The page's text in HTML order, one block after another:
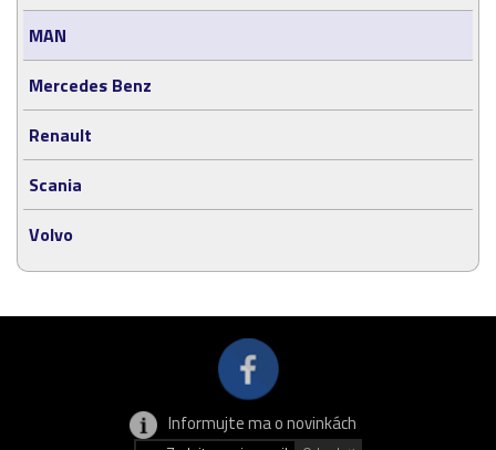
MAN
Mercedes Benz
Renault
Scania
Volvo
Informujte ma o novinkách